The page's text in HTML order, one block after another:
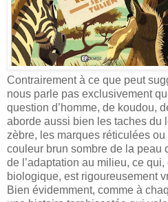
Contrairement à ce que peut
nous parle pas exclusivement
question d’homme, de koudou,
aborde aussi bien les taches du
zèbre, les marques réticulées
couleur brun sombre de la peau
de l’adaptation au milieu, ce qui,
biologique, est rigoureusement
Bien évidemment, comme à